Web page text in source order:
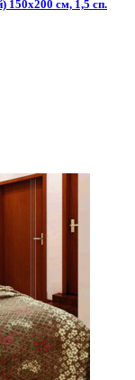
150х200 см, 1,5 сп.